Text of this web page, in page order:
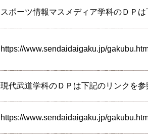
スポーツ情報マスメディア学科のＤＰ
https://www.sendaidaigaku.jp/
現代武道学科のＤＰは下記のリンクを
https://www.sendaidaigaku.jp/